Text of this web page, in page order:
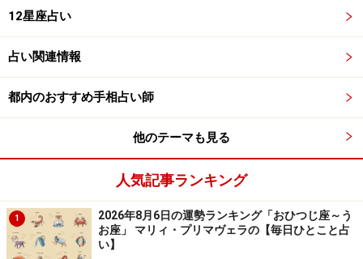
整理整頓。
ムードは、カオス。
ちこっち取り散らかってしまいやすいでしょう。ちゃん
としたいのに、やりっぱなし、出しっぱなしになってし
まうことも。ケガやミスの原因となりかねませんから、
意識して片付けていきたいもの。どうやっても入らな
い、しまえないのは、持ちきれないサイン。今のうちに
手放してしまうのがよさそう。
12星座占い
占い関連情報
都内のおすすめ手相占い師
他のテーマも見る
人気記事ランキング
1
2026年8月6日の運勢ランキング「おひつじ座～う
お座」 マリィ・プリマヴェラの【毎日ひとこと占
い】